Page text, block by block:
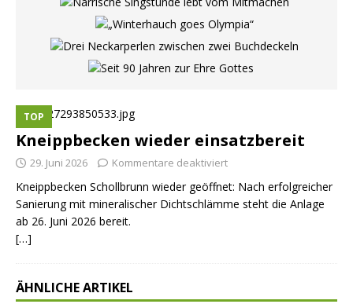
TOP
Kneippbecken wieder einsatzbereit
29. Juni 2026 Kommentare deaktiviert
Kneippbecken Schollbrunn wieder geöffnet: Nach erfolgreicher
Sanierung mit mineralischer Dichtschlämme steht die Anlage
ab 26. Juni 2026 bereit.
[…]
ÄHNLICHE ARTIKEL